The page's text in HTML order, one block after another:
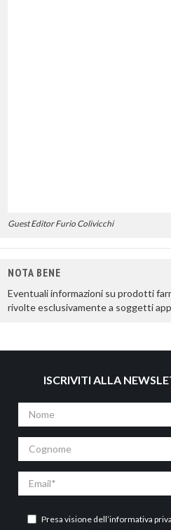
Guest Editor Furio Colivicchi
NOTA BENE
Eventuali informazioni su prodotti
rivolte esclusivamente a soggetti
ISCRIVITI ALLA
Nome
Cognome
Email
Presa visione dell’informativa